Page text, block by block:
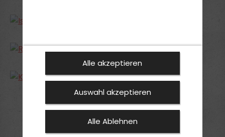
2 3
Alle akzeptieren
Auswahl akzeptieren
Alle Ablehnen